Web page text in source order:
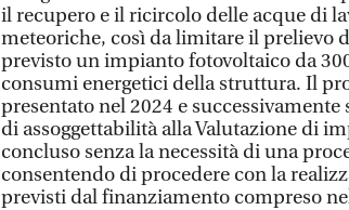
il recupero e il ricircolo delle acque di
meteoriche, così da limitare il prelievo
previsto un impianto fotovoltaico da
consumi energetici della struttura. Il
presentato nel 2024 e
di assoggettabilità alla Valutazione di
concluso senza la necessità di una
consentendo di procedere con la
previsti dal finanziamento compreso